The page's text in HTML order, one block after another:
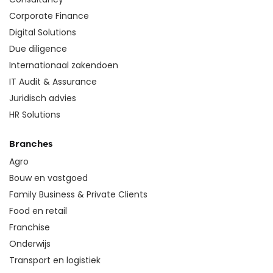
Corporate Finance
Digital Solutions
Due diligence
Internationaal zakendoen
IT Audit & Assurance
Juridisch advies
HR Solutions
Branches
Agro
Bouw en vastgoed
Family Business & Private Clients
Food en retail
Franchise
Onderwijs
Transport en logistiek